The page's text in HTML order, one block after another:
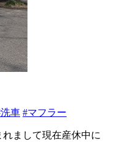
車 #マフラー
まして現在産休中に